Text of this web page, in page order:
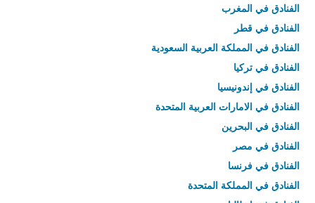
الفنادق في المغرب
الفنادق في قطر
الفنادق في المملكة العربية السعودية
الفنادق في تركيا
الفنادق في إندونيسيا
الفنادق في الامارات العربية المتحدة
الفنادق في البحرين
الفنادق في مصر
الفنادق في فرنسا
الفنادق في المملكة المتحدة